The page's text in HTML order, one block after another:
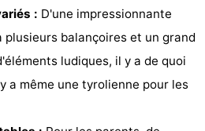
: D'une impressionnante
plusieurs balançoires et un grand
ludiques, il y a de quoi
a même une tyrolienne pour les